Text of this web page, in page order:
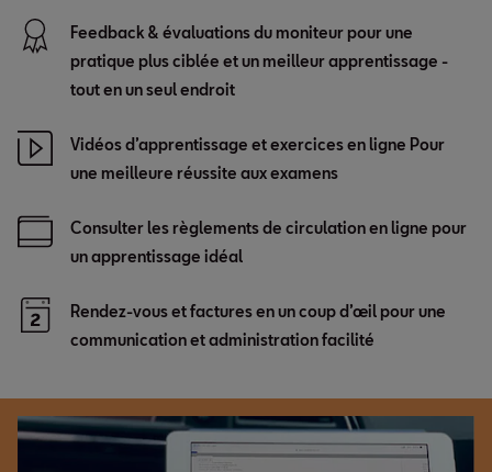
Feedback & évaluations du moniteur pour une
pratique plus ciblée et un meilleur apprentissage -
tout en un seul endroit
Vidéos d’apprentissage et exercices en ligne Pour
une meilleure réussite aux examens
Consulter les règlements de circulation en ligne pour
un apprentissage idéal
Rendez-vous et factures en un coup d’œil pour une
communication et administration facilité